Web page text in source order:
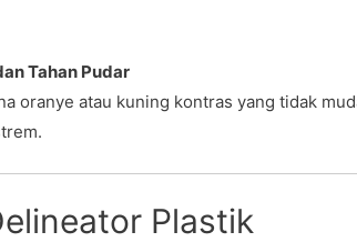
Tahan Pudar
oranye atau kuning kontras yang tidak
Plastik